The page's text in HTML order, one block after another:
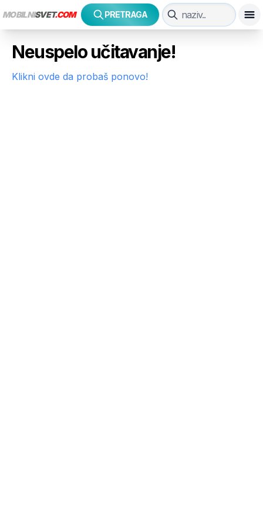
MOBILNISVET.COM PRETRAGA
Neuspelo učitavanje!
Klikni ovde da probaš ponovo!